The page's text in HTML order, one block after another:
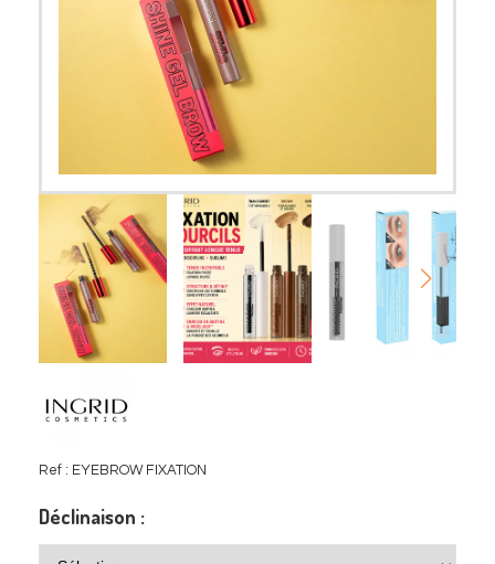
Ref : EYEBROW FIXATION
Déclinaison :